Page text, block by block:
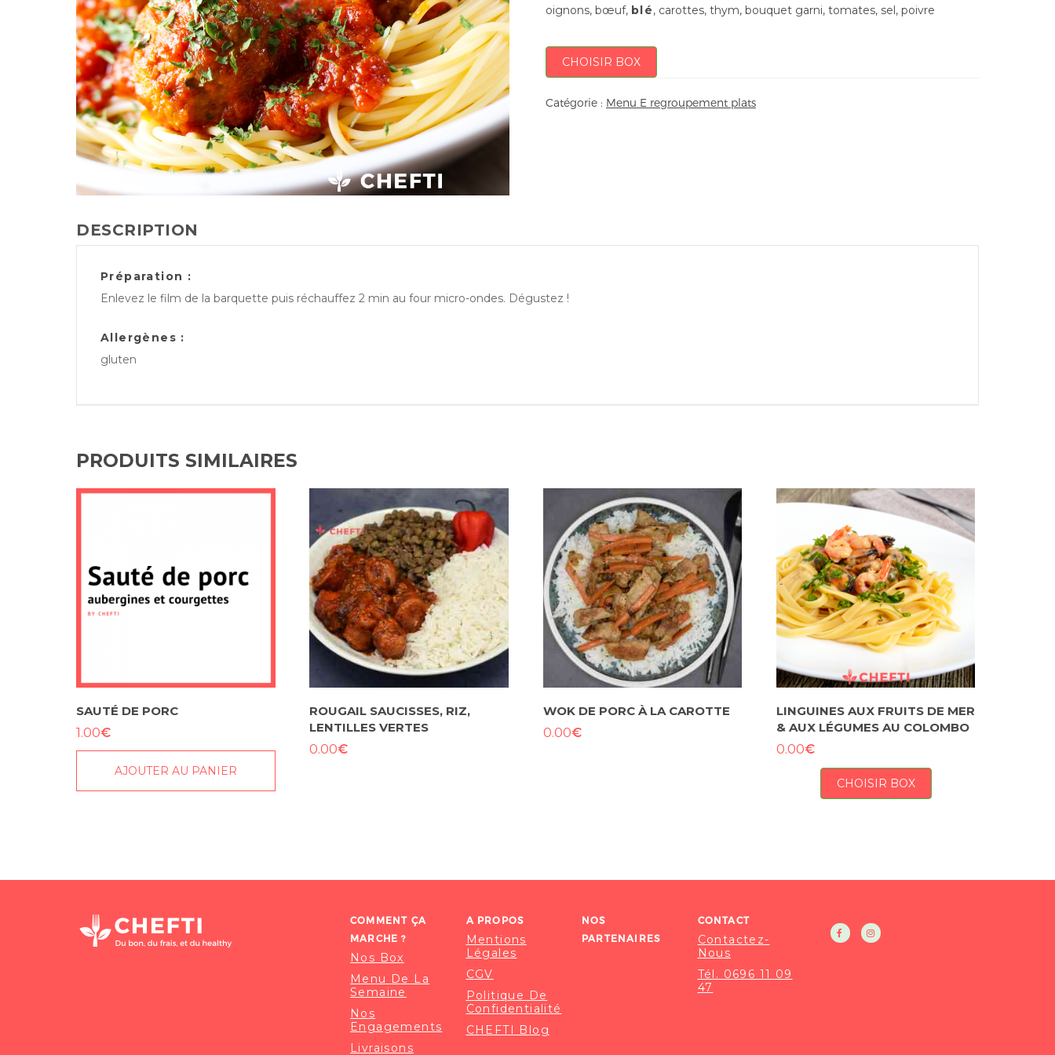
oignons, bœuf, blé, carottes, thym, bouquet garni, tomates, sel, poivre
CHOISIR BOX
Catégorie : Menu E regroupement plats
DESCRIPTION
Préparation :
Enlevez le film de la barquette puis réchauffez 2 min au four micro-ondes. Dégustez !
Allergènes :
gluten
PRODUITS SIMILAIRES
SAUTÉ DE PORC
1.00€
AJOUTER AU PANIER
ROUGAIL SAUCISSES, RIZ,
LENTILLES VERTES
0.00€
WOK DE PORC À LA CAROTTE
0.00€
LINGUINES AUX FRUITS DE MER
& AUX LÉGUMES AU COLOMBO
0.00€
CHOISIR BOX
COMMENT ÇA
MARCHE ?
Nos Box
Menu De La
Semaine
Nos
Engagements
Livraisons
A PROPOS
Mentions
Légales
CGV
Politique De
Confidentialité
CHEFTI Blog
NOS
PARTENAIRES
CONTACT
Contactez-
Nous
Tél. 0696 11 09
47